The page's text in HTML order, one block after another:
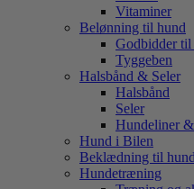
Vitaminer
Belønning til hund
Godbidder til
Tyggeben
Halsbånd & Seler
Halsbånd
Seler
Hundeliner
Hund i Bilen
Beklædning til
Hundetræning